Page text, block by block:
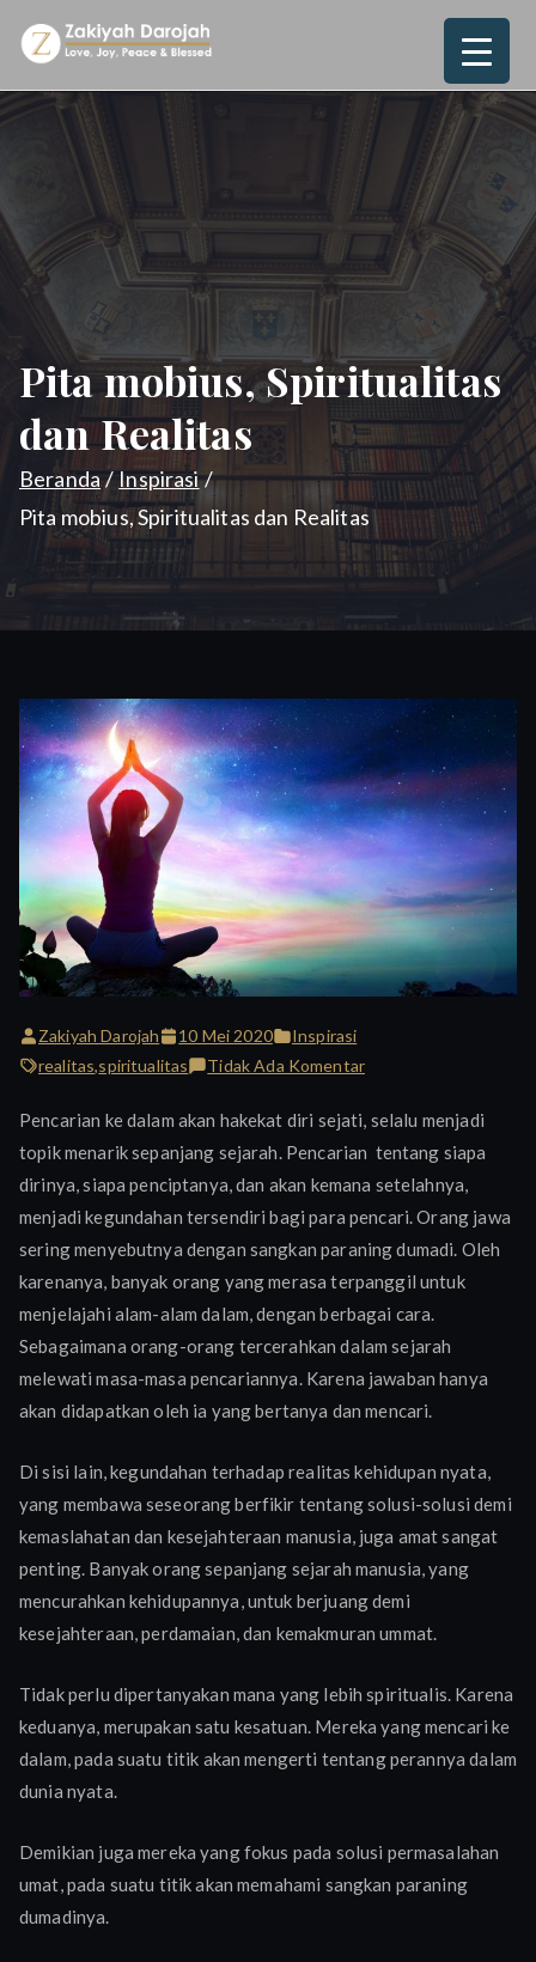
Zakiyah
Darojah
Pita mobius, Spiritualitas
dan Realitas
Beranda
Inspirasi
Pita mobius, Spiritualitas dan Realitas
Zakiyah Darojah 10 Mei 2020
Inspirasi
realitas,spiritualitas Tidak Ada Komentarpada
mobius,
Spiritualitas
dan
Realitas
Pencarian ke dalam akan hakekat diri sejati, selalu menjadi
topik menarik sepanjang sejarah. Pencarian tentang siapa
dirinya, siapa penciptanya, dan akan kemana setelahnya,
menjadi kegundahan tersendiri bagi para pencari. Orang jawa
sering menyebutnya dengan sangkan paraning dumadi. Oleh
karenanya, banyak orang yang merasa terpanggil untuk
menjelajahi alam-alam dalam, dengan berbagai cara.
Sebagaimana orang-orang tercerahkan dalam sejarah
melewati masa-masa pencariannya. Karena jawaban hanya
akan didapatkan oleh ia yang bertanya dan mencari.
Di sisi lain, kegundahan terhadap realitas kehidupan nyata,
yang membawa seseorang berfikir tentang solusi-solusi demi
kemaslahatan dan kesejahteraan manusia, juga amat sangat
penting. Banyak orang sepanjang sejarah manusia, yang
mencurahkan kehidupannya, untuk berjuang demi
kesejahteraan, perdamaian, dan kemakmuran ummat.
Tidak perlu dipertanyakan mana yang lebih spiritualis. Karena
keduanya, merupakan satu kesatuan. Mereka yang mencari ke
dalam, pada suatu titik akan mengerti tentang perannya dalam
dunia nyata.
Demikian juga mereka yang fokus pada solusi permasalahan
umat, pada suatu titik akan memahami sangkan paraning
dumadinya.